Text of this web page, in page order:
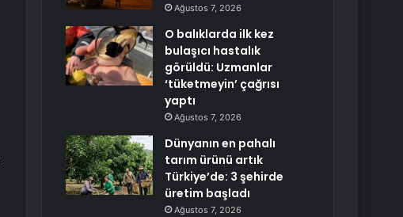
Ağustos 7, 2026
O balıklarda ilk kez
bulaşıcı hastalık
görüldü: Uzmanlar
‘tüketmeyin’ çağrısı
yaptı
Ağustos 7, 2026
Dünyanın en pahalı
tarım ürünü artık
Türkiye’de: 3 şehirde
üretim başladı
Ağustos 7, 2026